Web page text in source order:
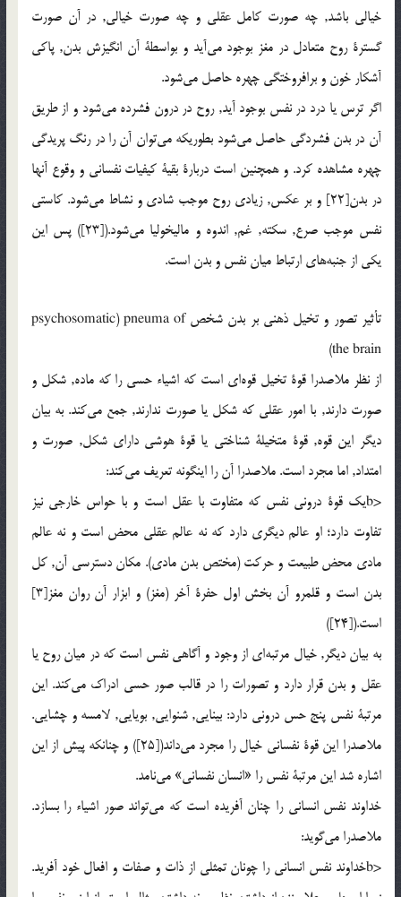
خيالی باشد, چه صورت کامل عقلی و چه صورت خيالی, در آن صورت
گسترة روح متعادل در مغز بوجود مي‌آيد و بواسطة آن انگيزش بدن, پاکی
آشکار خون و برافروختگی چهره حاصل مي‌شود.
اگر ترس يا درد در نفس بوجود آيد, روح در درون فشرده مي‌شود و از طريق
آن در بدن فشردگی حاصل مي‌شود بطوريکه مي‌توان آن را در رنگ پريدگی
چهره مشاهده کرد. و همچنين است دربارة بقية کيفيات نفسانی و وقوع آنها
در بدن[22] و بر عکس, زيادی روح موجب شادی و نشاط مي‌شود. کاستی
نفس موجب صرع, سکته, غم, اندوه و ماليخوليا مي‌شود.([23]) پس اين
يکی از جنبه‌های ارتباط ميان نفس و بدن است.
تأثير تصور و تخيل ذهنی بر بدن شخص psychosomatic) pneuma of
the brain)
از نظر ملاصدرا قوة تخيل قوه‌اي است که اشياء حسی را که ماده, شکل و
صورت دارند, با امور عقلی که شکل يا صورت ندارند, جمع مي‌کند. به بيان
ديگر اين قوه, قوة متخيلة شناختی يا قوة هوشی دارای شکل, صورت و
امتداد, اما مجرد است. ملاصدرا آن را اينگونه تعريف مي‌کند:
<bيک قوة درونی نفس که متفاوت با عقل است و با حواس خارجی نيز
تفاوت دارد؛ او عالم ديگری دارد که نه عالم عقلی محض است و نه عالم
مادی محض طبيعت و حرکت (مختص بدن مادی). مکان دسترسی آن, کل
بدن است و قلمرو آن بخش اول حفرة آخر (مغز) و ابزار آن روان مغز[3]
است.([24])
به بيان ديگر, خيال مرتبه‌اي از وجود و آگاهی نفس است که در ميان روح يا
عقل و بدن قرار دارد و تصورات را در قالب صور حسی ادراک مي‌کند. اين
مرتبة نفس پنج حس درونی دارد: بينايی, شنوايی, بويايی, لامسه و چشايی.
ملاصدرا اين قوة نفسانی خيال را مجرد مي‌داند([25]) و چنانکه پيش از اين
اشاره شد اين مرتبة نفس را «انسان نفسانی» مي‌نامد.
خداوند نفس انسانی را چنان آفريده است که مي‌تواند صور اشياء را بسازد.
ملاصدرا مي‌گويد:
<bخداوند نفس انسانی را چونان تمثلی از ذات و صفات و افعال خود آفريد.